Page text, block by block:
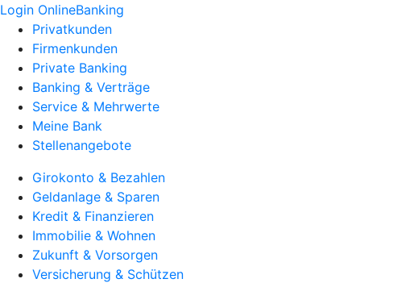
Login OnlineBanking
Privatkunden
Firmenkunden
Private Banking
Banking & Verträge
Service & Mehrwerte
Meine Bank
Stellenangebote
Girokonto & Bezahlen
Geldanlage & Sparen
Kredit & Finanzieren
Immobilie & Wohnen
Zukunft & Vorsorgen
Versicherung & Schützen